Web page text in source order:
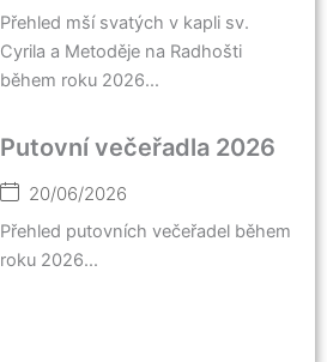
Přehled mší svatých v kapli sv.
Cyrila a Metoděje na Radhošti
během roku 2026...
Putovní večeřadla 2026
20/06/2026
Přehled putovních večeřadel během
roku 2026...